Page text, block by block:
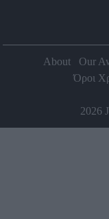
About Our
Όροι
2026